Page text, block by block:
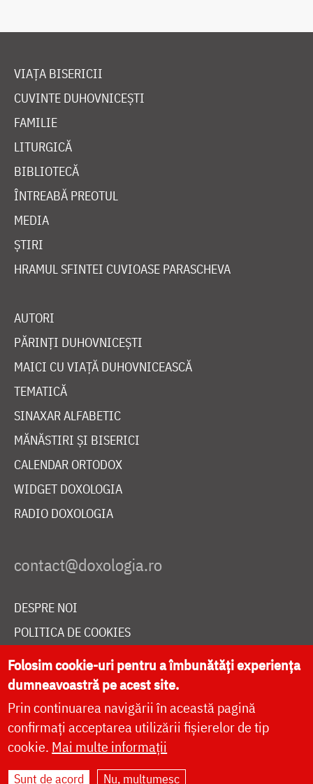
VIAȚA BISERICII
CUVINTE DUHOVNICEȘTI
FAMILIE
LITURGICĂ
BIBLIOTECĂ
ÎNTREABĂ PREOTUL
MEDIA
ȘTIRI
HRAMUL SFINTEI CUVIOASE PARASCHEVA
AUTORI
PĂRINȚI DUHOVNICEȘTI
MAICI CU VIAȚĂ DUHOVNICEASCĂ
TEMATICĂ
SINAXAR ALFABETIC
MĂNĂSTIRI ȘI BISERICI
CALENDAR ORTODOX
WIDGET DOXOLOGIA
RADIO DOXOLOGIA
DESPRE NOI
POLITICA DE COOKIES
DONEAZĂ ONLINE PENTRU CATEDRALA NAȚIONALĂ
LIVE
Site dezvoltat deDOXOLOGIA MEDIA
Folosim cookie-uri pentru a îmbunătăți experiența
dumneavoastră pe acest site.
Prin continuarea navigării în această pagină
confirmați acceptarea utilizării fișierelor de tip
cookie. Mai multe informații
Sunt de acord Nu, mulțumesc